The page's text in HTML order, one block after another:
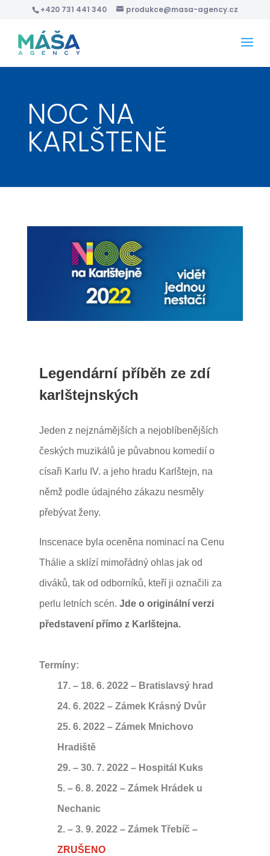
+420 731 441 340 produkce@masa-agency.cz
NOC NA
KARLŠTENĚ
Legendární příběh ze zdí
karlštejnských
Jeden z nejznámějších a nejoblíbenějších
českých muzikálů je půvabnou komedií o
císaři Karlu IV. a jeho hradu Karlštejn, na
němž podle údajného zákazu nesměly
přebývat ženy.
Inscenace byla oceněna nominací na Cenu
Thálie a sklízí mimořádný ohlas jak od
diváků, tak od odborníků, kteří ji označili za
perlu letních scén. Jde o originální verzi
představení přímo z Karlštejna.
Termíny:
17. – 18. 6. 2022 – Bratislavsý hrad
24. 6. 2022 – Zámek Krásný Dvůr
25. 6. 2022 – Zámek Mnichovo
Hradiště
29. – 30. 7. 2022 – Hospitál Kuks
5. – 6. 8. 2022 – Zámek Hrádek u
Nechanic
2. – 3. 9. 2022 – Zámek Třebíč –
ZRUŠENO